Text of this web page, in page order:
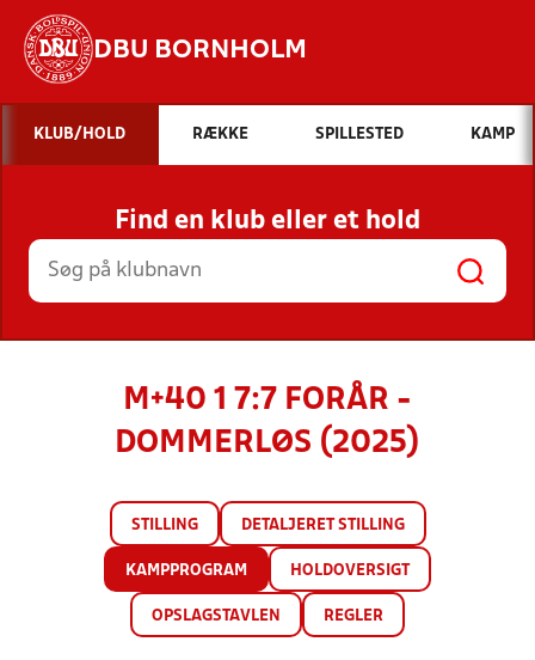
DBU BORNHOLM
Hvad vil du søge efter?
INDHOLD OG NYHEDER
STILLINGER, RESULTATER, KLUBBER OG
HOLD
KLUB/HOLD RÆKKE SPILLESTED KAMP
Find en klub eller et hold
M+40 1 7:7 FORÅR -
DOMMERLØS (2025)
STILLING DETALJERET STILLING
KAMPPROGRAM HOLDOVERSIGT
OPSLAGSTAVLEN REGLER